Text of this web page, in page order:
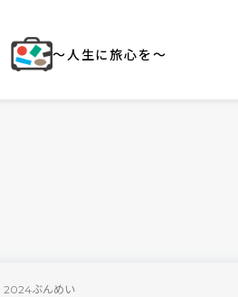
～人生に旅心を～
2024ぶんめい